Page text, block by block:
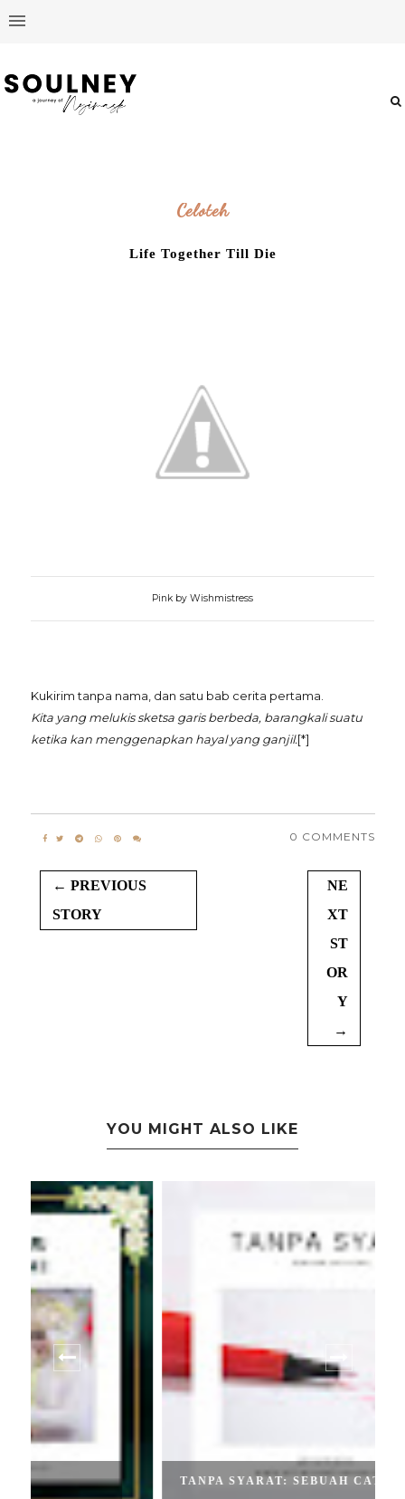
Celoteh
Life Together Till Die
Pink by Wishmistress
Kukirim tanpa nama, dan satu bab cerita pertama.
Kita yang melukis sketsa garis berbeda, barangkali suatu
ketika kan menggenapkan hayal yang ganjil.[*]
0 COMMENTS
← PREVIOUS
STORY
NE
XT
ST
OR
Y
→
YOU MIGHT ALSO LIKE
TANPA SYARAT: SEBUAH CATATAN